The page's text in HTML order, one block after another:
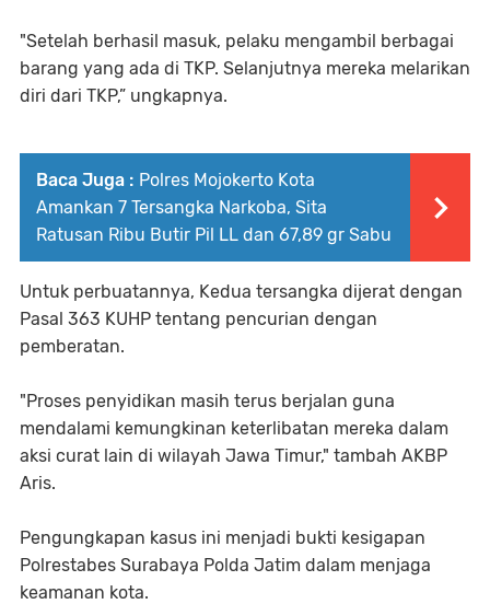
"Setelah berhasil masuk, pelaku mengambil berbagai
barang yang ada di TKP. Selanjutnya mereka melarikan
diri dari TKP,” ungkapnya.
Baca Juga : Polres Mojokerto Kota
Amankan 7 Tersangka Narkoba, Sita
Ratusan Ribu Butir Pil LL dan 67,89 gr Sabu
Untuk perbuatannya, Kedua tersangka dijerat dengan
Pasal 363 KUHP tentang pencurian dengan
pemberatan.
"Proses penyidikan masih terus berjalan guna
mendalami kemungkinan keterlibatan mereka dalam
aksi curat lain di wilayah Jawa Timur," tambah AKBP
Aris.
Pengungkapan kasus ini menjadi bukti kesigapan
Polrestabes Surabaya Polda Jatim dalam menjaga
keamanan kota.